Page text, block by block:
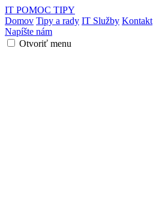
IT POMOC TIPY
Domov Tipy a rady IT Služby Kontakt
Napíšte nám
Otvoriť menu